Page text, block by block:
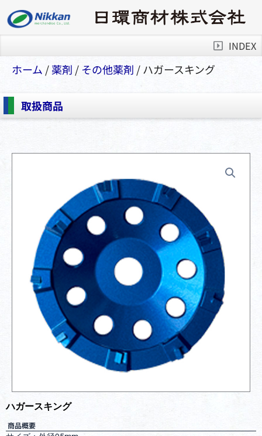
INDEX
ホーム /薬剤 /その他薬剤 / ハガースキング
取扱商品
ハガースキング
商品概要